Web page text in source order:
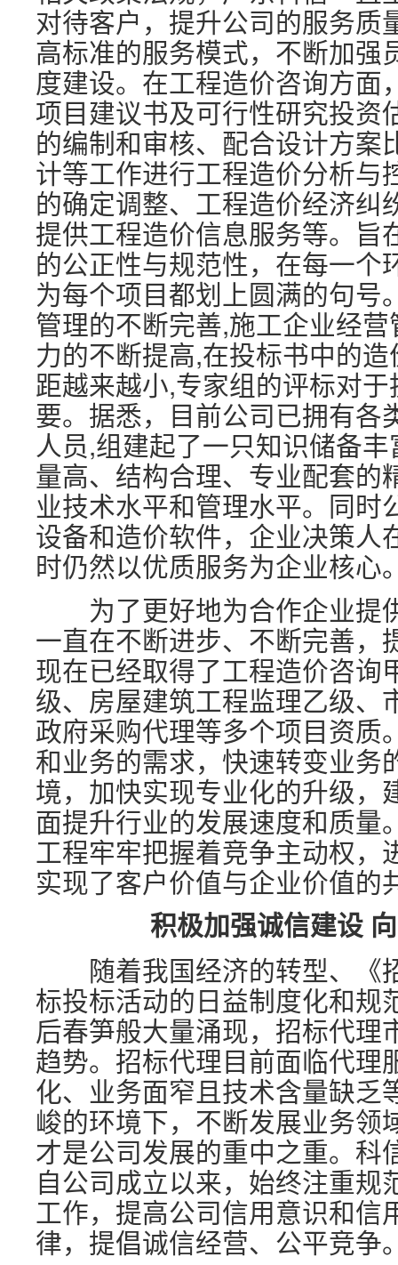
对待客户，提升公司的服务质
高标准的服务模式，不断加强
度建设。在工程造价咨询方面
项目建议书及可行性研究投资
的编制和审核、配合设计方案
计等工作进行工程造价分析与
的确定调整、工程造价经济纠
提供工程造价信息服务等。旨
的公正性与规范性，在每一个
为每个项目都划上圆满的句号
管理的不断完善,施工企业经
力的不断提高,在投标书中的
距越来越小,专家组的评标对
要。据悉，目前公司已拥有各
人员,组建起了一只知识储备
量高、结构合理、专业配套的
业技术水平和管理水平。同时
设备和造价软件，企业决策人
时仍然以优质服务为企业核心
为了更好地为合作企业提
一直在不断进步、不断完善，
现在已经取得了工程造价咨询
级、房屋建筑工程监理乙级、
政府采购代理等多个项目资质
和业务的需求，快速转变业务
境，加快实现专业化的升级，
面提升行业的发展速度和质量
工程牢牢把握着竞争主动权，
实现了客户价值与企业价值的
积极加强诚信建设
随着我国经济的转型、《
标投标活动的日益制度化和规
后春笋般大量涌现，招标代理
趋势。招标代理目前面临代理
化、业务面窄且技术含量缺乏
峻的环境下，不断发展业务领
才是公司发展的重中之重。科
自公司成立以来，始终注重规
工作，提高公司信用意识和信
律，提倡诚信经营、公平竞争